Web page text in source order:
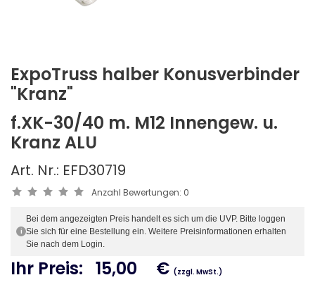
ExpoTruss halber Konusverbinder
"Kranz"
f.XK-30/40 m. M12 Innengew. u.
Kranz ALU
Art. Nr.: EFD30719
Anzahl Bewertungen: 0
i
Bei dem angezeigten Preis handelt es sich um die UVP. Bitte loggen
Sie sich für eine Bestellung ein. Weitere Preisinformationen erhalten
Sie nach dem Login.
Ihr Preis: 15,00 € (zzgl. MwSt.)